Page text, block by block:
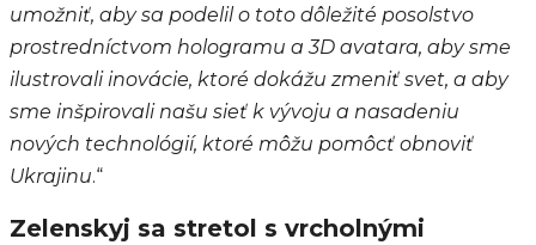
umožniť, aby sa podelil o toto dôležité posolstvo
prostredníctvom hologramu a 3D avatara, aby sme
ilustrovali inovácie, ktoré dokážu zmeniť svet, a aby
sme inšpirovali našu sieť k vývoju a nasadeniu
nových technológií, ktoré môžu pomôcť obnoviť
Ukrajinu.“
Zelenskyj sa stretol s vrcholnými